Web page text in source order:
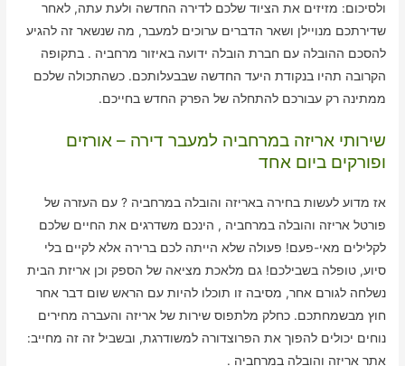
ולסיכום: מזיזים את הציוד שלכם לדירה החדשה ולעת עתה, לאחר
שדירתכם מנויילן ושאר הדברים ערוכים למעבר, מה שנשאר זה להגיע
להסכם ההובלה עם חברת הובלה ידועה באיזור מרחביה . בתקופה
הקרובה תהיו בנקודת היעד החדשה שבבעלותכם. כשהתכולה שלכם
ממתינה רק עבורכם להתחלה של הפרק החדש בחייכם.
שירותי אריזה במרחביה למעבר דירה – אורזים
ופורקים ביום אחד
אז מדוע לעשות בחירה באריזה והובלה במרחביה ? עם העזרה של
פורטל אריזה והובלה במרחביה , הינכם משדרגים את החיים שלכם
לקלילים מאי-פעם! פעולה שלא הייתה לכם ברירה אלא לקיים בלי
סיוע, טופלה בשבילכם! גם מלאכת מציאה של הספק וכן אריזת הבית
נשלחה לגורם אחר, מסיבה זו תוכלו להיות עם הראש שום דבר אחר
חוץ מבשמחתכם. כחלק מלתפוס שירות של אריזה והעברה מחירים
נוחים יכולים להפוך את הפרוצדורה למשודרגת, ובשביל זה זה מחייב:
אתר אריזה והובלה במרחביה .